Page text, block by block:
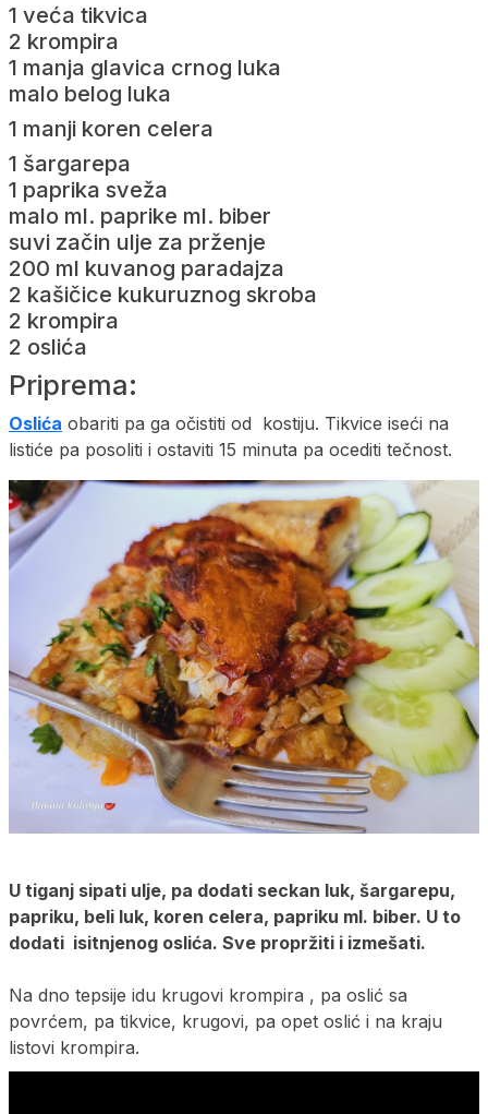
1 veća tikvica
2 krompira
1 manja glavica crnog luka
malo belog luka
1 manji koren celera
1 šargarepa
1 paprika sveža
malo ml. paprike ml. biber
suvi začin ulje za prženje
200 ml kuvanog paradajza
2 kašičice kukuruznog skroba
2 krompira
2 oslića
Priprema:
Oslića obariti pa ga očistiti od kostiju. Tikvice iseći na
listiće pa posoliti i ostaviti 15 minuta pa ocediti tečnost.
U tiganj sipati ulje, pa dodati seckan luk, šargarepu,
papriku, beli luk, koren celera, papriku ml. biber. U to
dodati isitnjenog oslića. Sve propržiti i izmešati.
Na dno tepsije idu krugovi krompira , pa oslić sa
povrćem, pa tikvice, krugovi, pa opet oslić i na kraju
listovi krompira.